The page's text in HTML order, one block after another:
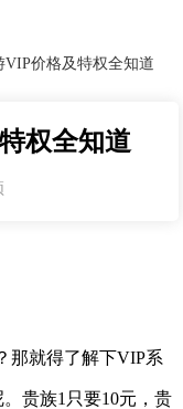
VIP价格及特权全知道
权全知道
那就得了解下VIP系
贵族1只要10元，贵